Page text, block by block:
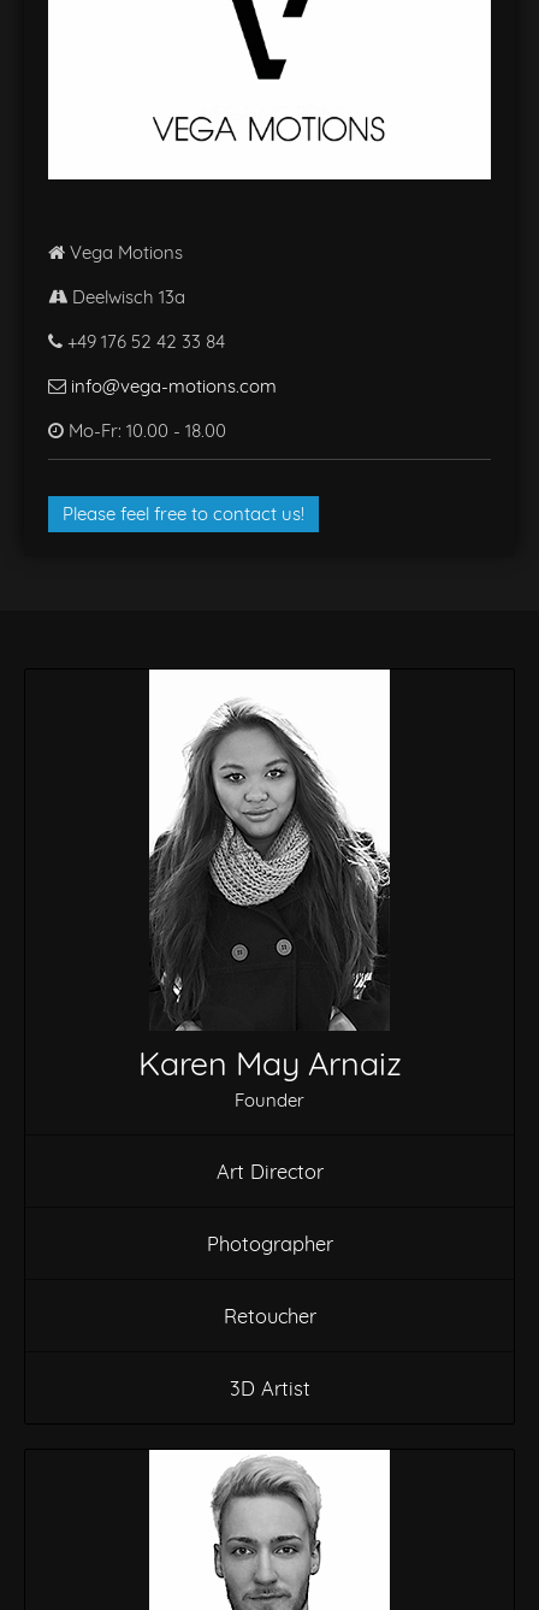
Vega Motions
Deelwisch 13a
+49 176 52 42 33 84
info@vega-motions.com
Mo-Fr: 10.00 - 18.00
Please feel free to contact us!
Karen May Arnaiz
Founder
Art Director
Photographer
Retoucher
3D Artist